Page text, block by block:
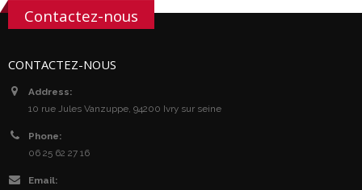
Contactez-nous
CONTACTEZ-NOUS
Address:
10 rue Jules Vanzuppe, 94200 Ivry sur seine
Phone:
06 25 62 27 16
Email: